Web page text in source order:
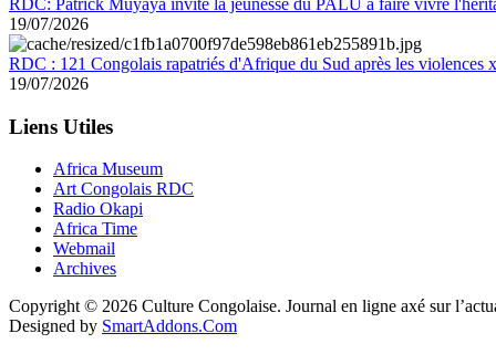
19/07/2026
RDC : 121 Congolais rapatriés d'Afrique du Sud après les violences
19/07/2026
Liens Utiles
Africa Museum
Art Congolais RDC
Radio Okapi
Africa Time
Webmail
Archives
Copyright © 2026 Culture Congolaise. Journal en ligne axé sur
Designed by SmartAddons.Com